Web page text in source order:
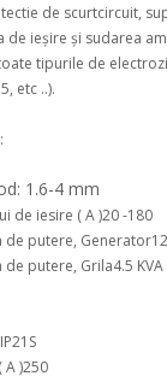
de scurtcircuit,
de ieșire și sudarea
tipurile de
etc ..).
1.6-4 mm
de iesire ( A )20 -180
de putere, Generator
de putere, Grila4.5 KVA
IP21S
A )250